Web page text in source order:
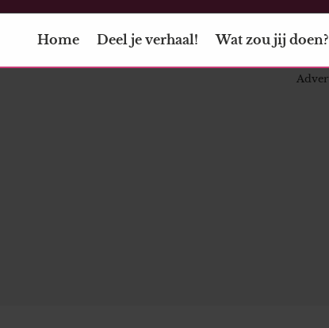
Home Deel je verhaal! Wat zou jij doen?